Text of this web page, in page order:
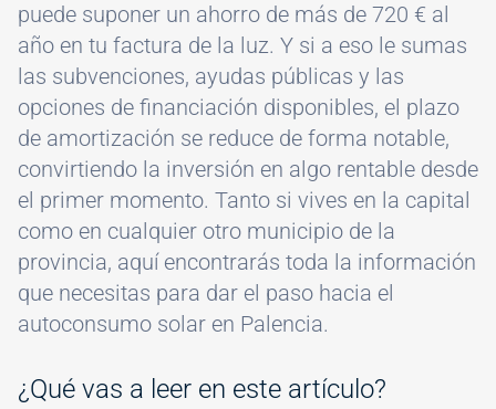
puede suponer un ahorro de más de 720 € al
año en tu factura de la luz. Y si a eso le sumas
las subvenciones, ayudas públicas y las
opciones de financiación disponibles, el plazo
de amortización se reduce de forma notable,
convirtiendo la inversión en algo rentable desde
el primer momento. Tanto si vives en la capital
como en cualquier otro municipio de la
provincia, aquí encontrarás toda la información
que necesitas para dar el paso hacia el
autoconsumo solar en Palencia.
¿Qué vas a leer en este artículo?